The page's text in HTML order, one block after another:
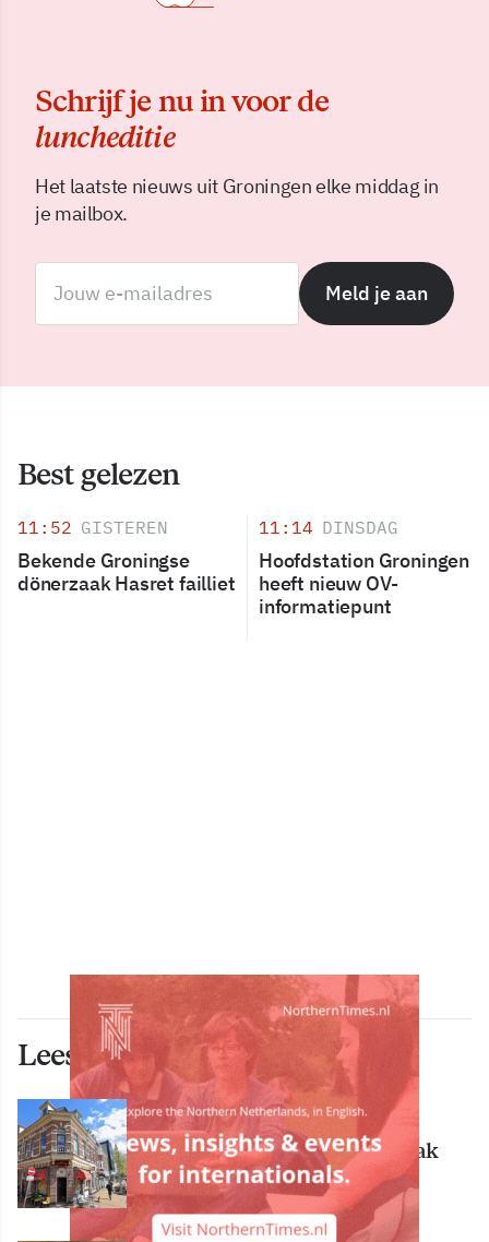
Schrijf je nu in voor de
luncheditie
Het laatste nieuws uit Groningen elke middag in
je mailbox.
Meld je aan
Best gelezen
11:52 GISTEREN
Bekende Groningse
dönerzaak Hasret failliet
11:14 DINSDAG
Hoofdstation Groningen
heeft nieuw OV-
informatiepunt
Lees ook deze artikelen
ECONOMIE
Bekende Groningse dönerzaak
Hasret failliet